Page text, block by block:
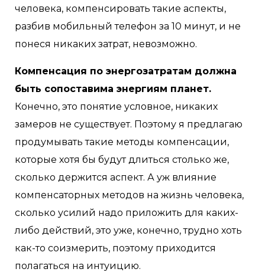
человека, компенсировать такие аспекты,
разбив мобильный телефон за 10 минут, и не
понеся никаких затрат, невозможно.
Компенсация по энергозатратам должна
быть сопоставима энергиям планет.
Конечно, это понятие условное, никаких
замеров не существует. Поэтому я предлагаю
продумывать такие методы компенсации,
которые хотя бы будут длиться столько же,
сколько держится аспект. А уж влияние
компенсаторных методов на жизнь человека,
сколько усилий надо приложить для каких-
либо действий, это уже, конечно, трудно хоть
как-то соизмерить, поэтому приходится
полагаться на интуицию.